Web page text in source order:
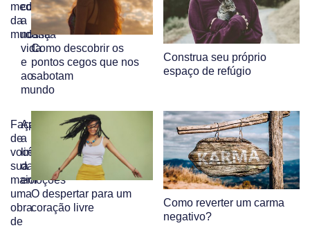
medo
da
mudança
conectar
a
nossa
vida
e
ao
mundo
Como descobrir os
pontos cegos que nos
sabotam
Construa seu próprio
espaço de refúgio
Faça
de
você
sua
maior
uma
obra
de
Aprendendo
a
linguagem
das
emoções
O despertar para um
coração livre
Como reverter um carma
negativo?